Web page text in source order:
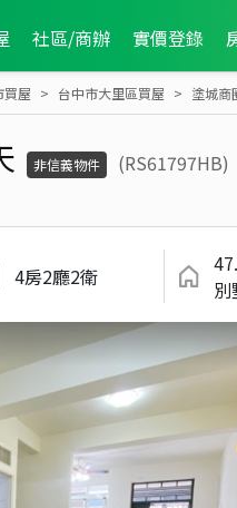
社區/商辦 實價登錄
買屋 台中市大里區買屋 塗城商
非信義物件
(RS61797HB)
4房2廳2衛